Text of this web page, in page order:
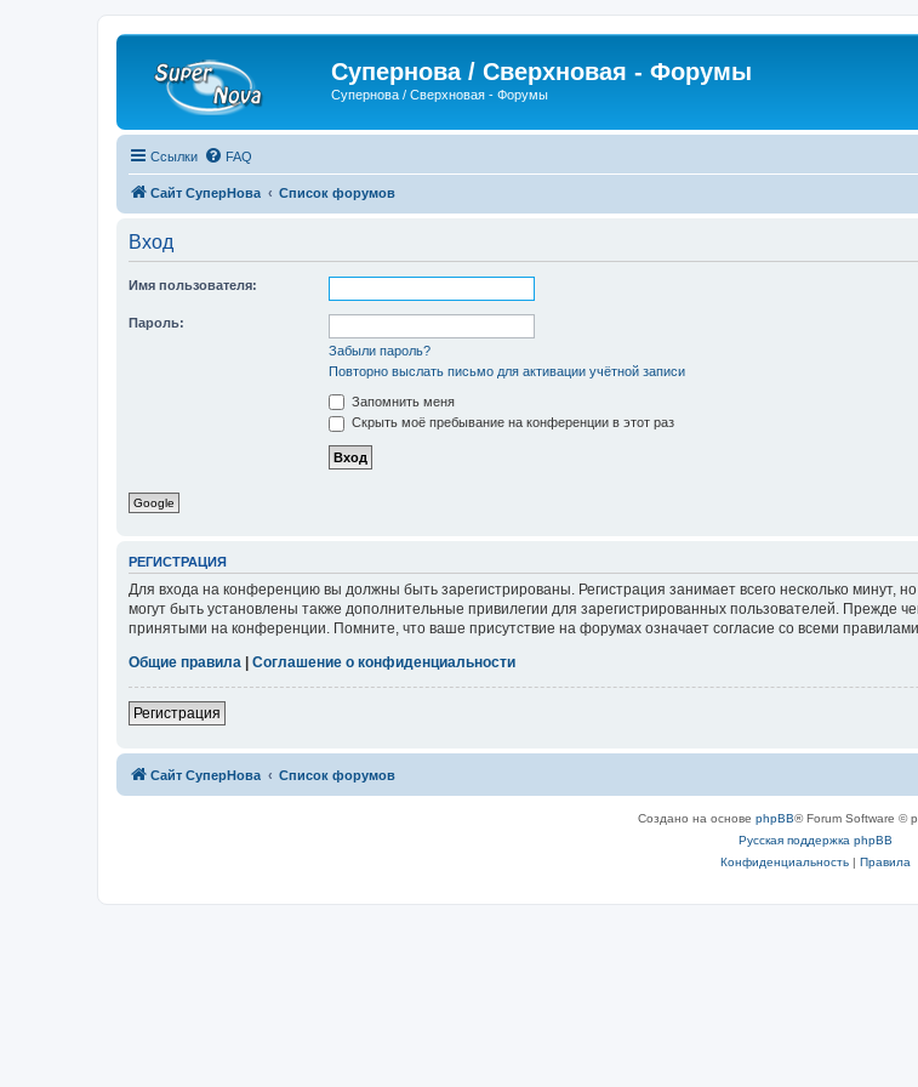
Супернова / Сверхновая - Форумы
Супернова / Сверхновая - Форумы
Ссылки FAQ
Сайт СуперНова Список форумов
Вход
Имя пользователя:
Пароль:
Забыли пароль?
Повторно выслать письмо для активации учётной записи
Запомнить меня
Скрыть моё пребывание на конференции в этот раз
Google
РЕГИСТРАЦИЯ
Для входа на конференцию вы должны быть зарегистрированы. Регистрация занимает всего несколько
могут быть установлены также дополнительные привилегии для зарегистрированных пользователей. Прежде
принятыми на конференции. Помните, что ваше присутствие на форумах означает согласие со всеми
Общие правила
Соглашение о конфиденциальности
Регистрация
Сайт СуперНова Список форумов
Создано на основе phpBB® Forum Software ©
Русская поддержка phpBB
Конфиденциальность| Правила